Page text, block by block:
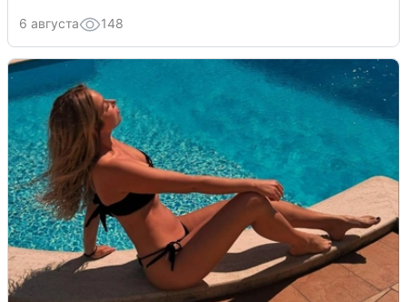
6 августа 148